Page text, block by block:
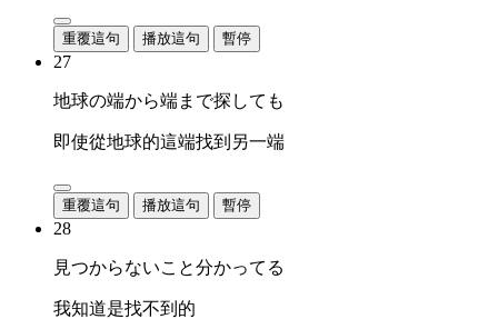
重覆這句 播放這句 暫停
27
地球の端から端まで探しても
即使從地球的這端找到另一端
重覆這句 播放這句 暫停
28
見つからないこと分かってる
我知道是找不到的